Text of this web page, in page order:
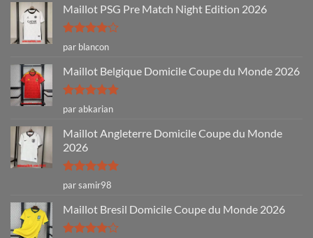
Maillot PSG Pre Match Night Edition 2026
Note4
sur 5
par blancon
Maillot Belgique Domicile Coupe du Monde 2026
Note5sur
5
par abkarian
Maillot Angleterre Domicile Coupe du Monde
2026
Note5sur
5
par samir98
Maillot Bresil Domicile Coupe du Monde 2026